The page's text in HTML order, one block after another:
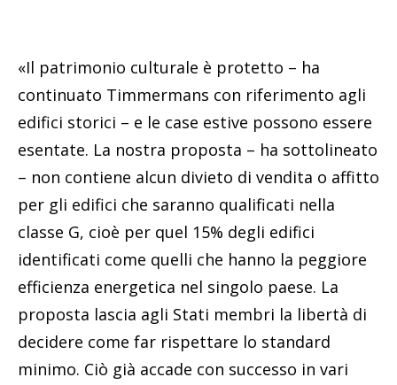
«Il patrimonio culturale è protetto – ha
continuato Timmermans con riferimento agli
edifici storici – e le case estive possono essere
esentate. La nostra proposta – ha sottolineato
– non contiene alcun divieto di vendita o affitto
per gli edifici che saranno qualificati nella
classe G, cioè per quel 15% degli edifici
identificati come quelli che hanno la peggiore
efficienza energetica nel singolo paese. La
proposta lascia agli Stati membri la libertà di
decidere come far rispettare lo standard
minimo. Ciò già accade con successo in vari